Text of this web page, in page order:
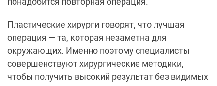
Пластические хирурги говорят, что лучшая
операция — та, которая незаметна для
окружающих. Именно поэтому специалисты
совершенствуют хирургические методики,
чтобы получить высокий результат без видимых